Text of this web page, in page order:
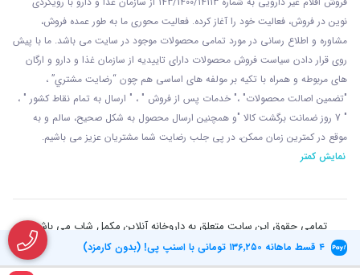
۱۳۶٬۲۵۰ تومانی با اسنپ پی! (بدون کارمزد)
نوين در فروش، فعاليت خود را آغاز کرده. فعاليت محوری ما به طور عمده فروش،
مشاوره و اطلاع رسانی در مورد تمامی محصولات موجود در سایت می باشد. ما با پيش
روی قرار دادن سياست فروش محصولات دارای تاييديه از سازمان غذا و دارو و ارگان
های مربوطه و همراه با تکيه بر مولفه های اساسی هم چون “رضايت مشتري” ،
"تضمين اصالت محصولات" ،" خدمات پس از فروش " ، " ارسال به تمام نقاط کشور " ،
" 7 روز ضمانت برگشت کالا "و همچنين ارسال محصول به شکل صحيح، سالم و به
موقع در کمترين زمان ممکن، در پی جلب رضايت شما مشتريان عزیز می باشيم.
نمایش کمتر
تمامی حقوق این سایت متعلق به داروخانه آنلاین مکمل شاپ می باشد